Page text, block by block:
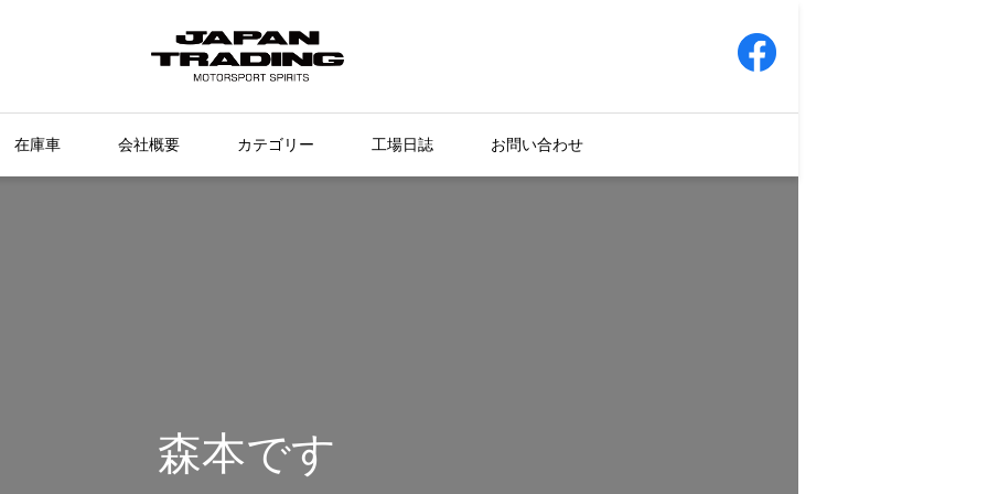
在庫車 会社概要 カテゴリー 工場日誌 お問い合わせ
森本です